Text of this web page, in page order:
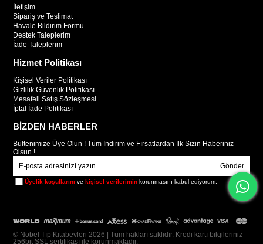
İletişim
Sipariş ve Teslimat
Havale Bildirim Formu
Destek Taleplerim
İade Taleplerim
Hizmet Politikası
Kişisel Veriler Politikası
Gizlilik Güvenlik Politikası
Mesafeli Satış Sözleşmesi
İptal İade Politikası
BİZDEN HABERLER
Bültenimize Üye Olun ! Tüm İndirim ve Fırsatlardan İlk Sizin Haberiniz
Olsun !
Gönder
Üyelik koşullarını vekişisel verilerimin korunmasını kabul ediyorum.
© Nobel Tıp Kitabevleri 2026 | Tüm hakları saklıdır. Kredi kartı bilgileriniz
256bit SSL sertifikası ile korunmaktadır.